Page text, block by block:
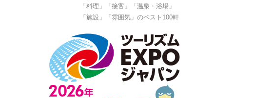
「料理」「接客」「温泉・浴場」
「施設」「雰囲気」のベスト100軒